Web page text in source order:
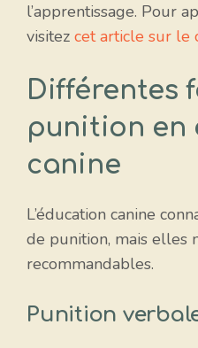
l’apprentissage. Pour
visitez cet article sur le
Différentes
punition en
canine
L’éducation canine
de punition, mais elles
recommandables.
Punition